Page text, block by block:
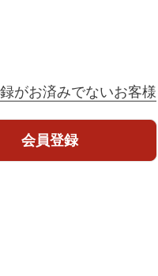
がお済みでないお客様
会員登録